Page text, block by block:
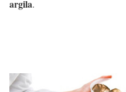
argila.